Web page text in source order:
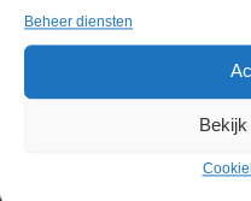
Beheer diensten
Gereserveerd
Gereserveerd